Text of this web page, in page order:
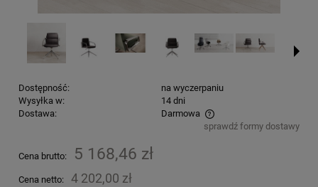
Dostępność:
na wyczerpaniu
Wysyłka w:
14 dni
Dostawa:
Darmowa
Cena nie zawiera ewentualnych kosztów płatnościsprawdź formy dostawy
Cena brutto: 5 168,46 zł
Cena netto: 4 202,00 zł